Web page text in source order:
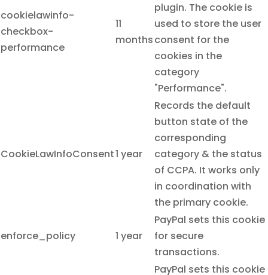
cookielawinfo-
checkbox-
performance
11
months
plugin. The cookie is
used to store the user
consent for the
cookies in the
category
"Performance".
CookieLawInfoConsent1 year
Records the default
button state of the
corresponding
category & the status
of CCPA. It works only
in coordination with
the primary cookie.
enforce_policy 1 year
PayPal sets this cookie
for secure
transactions.
PayPal sets this cookie